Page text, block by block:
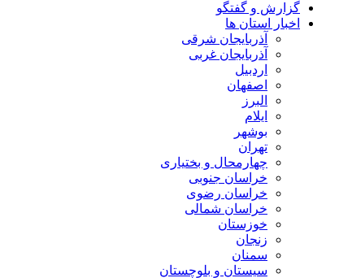
گزارش و گفتگو
اخبار استان ها
آذربایجان شرقی
آذربایجان غربی
اردبیل
اصفهان
البرز
ایلام
بوشهر
تهران
چهارمحال و بختیاری
خراسان جنوبی
خراسان رضوی
خراسان شمالی
خوزستان
زنجان
سمنان
سیستان و بلوچستان